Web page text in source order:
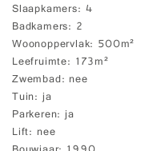
Slaapkamers 4
Badkamers 2
Woonoppervlak 500m²
Leefruimte 173m²
Zwembad nee
Tuin ja
Parkeren ja
Lift nee